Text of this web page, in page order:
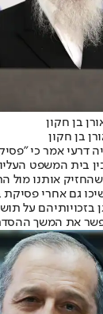
בן חקון
בן חקון
דרעי אמר כי
בית המשפט
אותנו מול
גם אחרי פסיקת
בזכויותיהם על
את המשך